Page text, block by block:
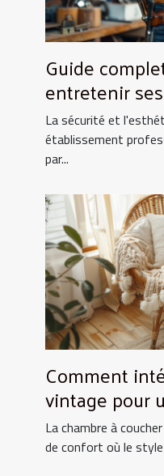
Guide
entretenir
fermeture
La sécurité et
établissement
par...
Comment
vintage pour
chaleureuse
La chambre à
de confort où le